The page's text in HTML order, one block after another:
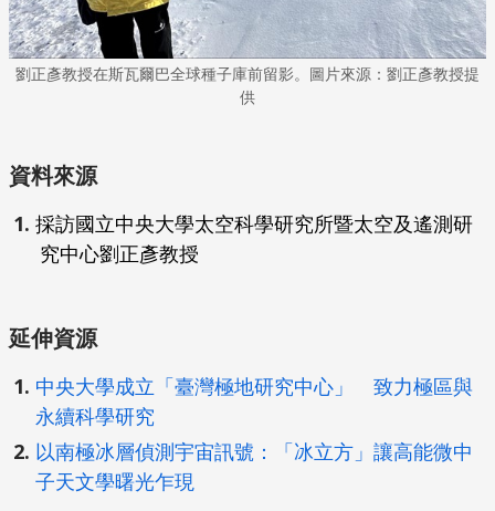
劉正彥教授在斯瓦爾巴全球種子庫前留影。圖片來源：劉正彥教授提
供
資料來源
採訪國立中央大學太空科學研究所暨太空及遙測研
究中心劉正彥教授
延伸資源
中央大學成立「臺灣極地研究中心」 致力極區與
永續科學研究
以南極冰層偵測宇宙訊號：「冰立方」讓高能微中
子天文學曙光乍現